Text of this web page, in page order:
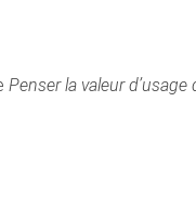
Penser la valeur d’usage